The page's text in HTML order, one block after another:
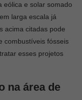
eólica e solar somado
em larga escala já
acima citadas pode
combustíveis fósseis
esses projetos
na área de